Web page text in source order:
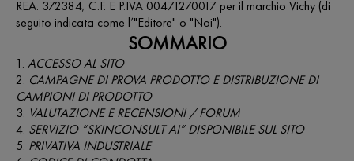
REA: 372384; C.F. E P.IVA 00471270017 per il marchio Vichy (di
seguito indicata come l’"Editore" o "Noi").
SOMMARIO
ACCESSO AL SITO
CAMPAGNE DI PROVA PRODOTTO E DISTRIBUZIONE DI
CAMPIONI DI PRODOTTO
VALUTAZIONE E RECENSIONI / FORUM
SERVIZIO “SKINCONSULT AI” DISPONIBILE SUL SITO
PRIVATIVA INDUSTRIALE